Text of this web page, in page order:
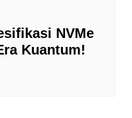
NVMe
Kuantum!